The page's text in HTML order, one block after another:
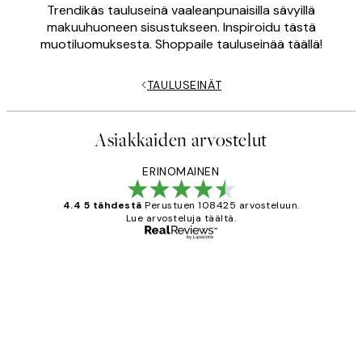
Trendikäs tauluseinä vaaleanpunaisilla sävyillä
makuuhuoneen sisustukseen. Inspiroidu tästä
muotiluomuksesta. Shoppaile tauluseinää täällä!
TAULUSEINÄT
Asiakkaiden arvostelut
ERINOMAINEN
4.4 5 tähdestä Perustuen 108425 arvosteluun.
Lue arvosteluja täältä.